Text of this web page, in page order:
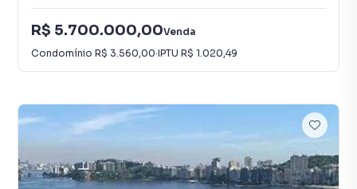
R$ 5.700.000,00Venda
Condomínio R$ 3.560,00·IPTU R$ 1.020,49